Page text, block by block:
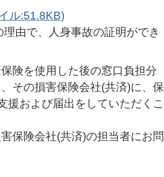
ル:51.8KB)
由で、人身事故の証明ができ
険を使用した後の窓口負担分
その損害保険会社(共済)に、保
援および届出をしていただくこ
保険会社(共済)の担当者にお問